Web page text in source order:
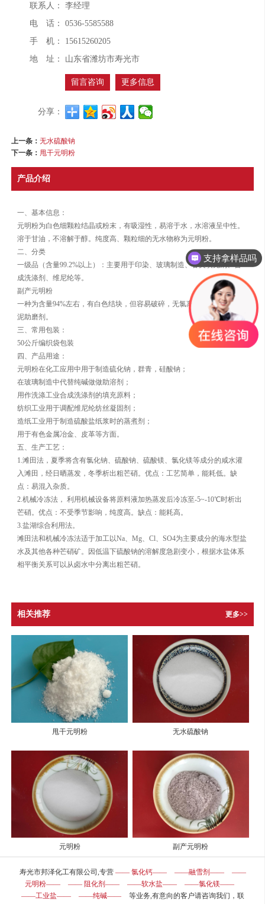
联系人：
李经理
电 话：
0536-5585588
手 机：
15615260205
地 址：
山东省潍坊市寿光市
留言咨询 更多信息
分享：
上一条：无水硫酸钠
下一条： 甩干元明粉
产品介绍
一、基本信息：
元明粉为白色细颗粒结晶或粉末，有吸湿性，易溶于水，水溶液呈中性。
溶于甘油，不溶解于醇。纯度高、颗粒细的无水物称为元明粉。
二、分类
一级品（含量99.2%以上）：主要用于印染、玻璃制造、各类填充剂、合
成洗涤剂、维尼纶等。
副产元明粉
一种为含量94%左右，有白色结块，但容易破碎，无氯离子，较适合做水
泥助磨剂。
三、常用包装：
50公斤编织袋包装
四、产品用途：
元明粉在化工应用中用于制造硫化钠，群青，硅酸钠；
在玻璃制造中代替纯碱做做助溶剂；
用作洗涤工业合成洗涤剂的填充原料；
纺织工业用于调配维尼纶纺丝凝固剂；
造纸工业用于制造硫酸盐纸浆时的蒸煮剂；
用于有色金属冶金、皮革等方面。
五、生产工艺：
1.滩田法，夏季将含有氯化钠、硫酸钠、硫酸镁、氯化镁等成分的咸水灌
入滩田，经日晒蒸发，冬季析出粗芒硝。优点：工艺简单，能耗低。缺
点：易混入杂质。
2.机械冷冻法， 利用机械设备将原料液加热蒸发后冷冻至-5~-10℃时析出
芒硝。优点：不受季节影响，纯度高。缺点：能耗高。
3.盐湖综合利用法。
滩田法和机械冷冻法适于加工以Na、Mg、Cl、SO4为主要成分的海水型盐
水及其他各种芒硝矿。因低温下硫酸钠的溶解度急剧变小，根据水盐体系
相平衡关系可以从卤水中分离出粗芒硝。
相关推荐 更多>>
甩干元明粉 无水硫酸钠
元明粉 副产元明粉
寿光市邦泽化工有限公司,专营 —— 氯化钙—— ——融雪剂——
——
元明粉——
—— 阻化剂—— ——软水盐——
——氯化镁——
——工业盐——
——纯碱——
等业务,有意向的客户请咨询我们，联
支持拿样品吗